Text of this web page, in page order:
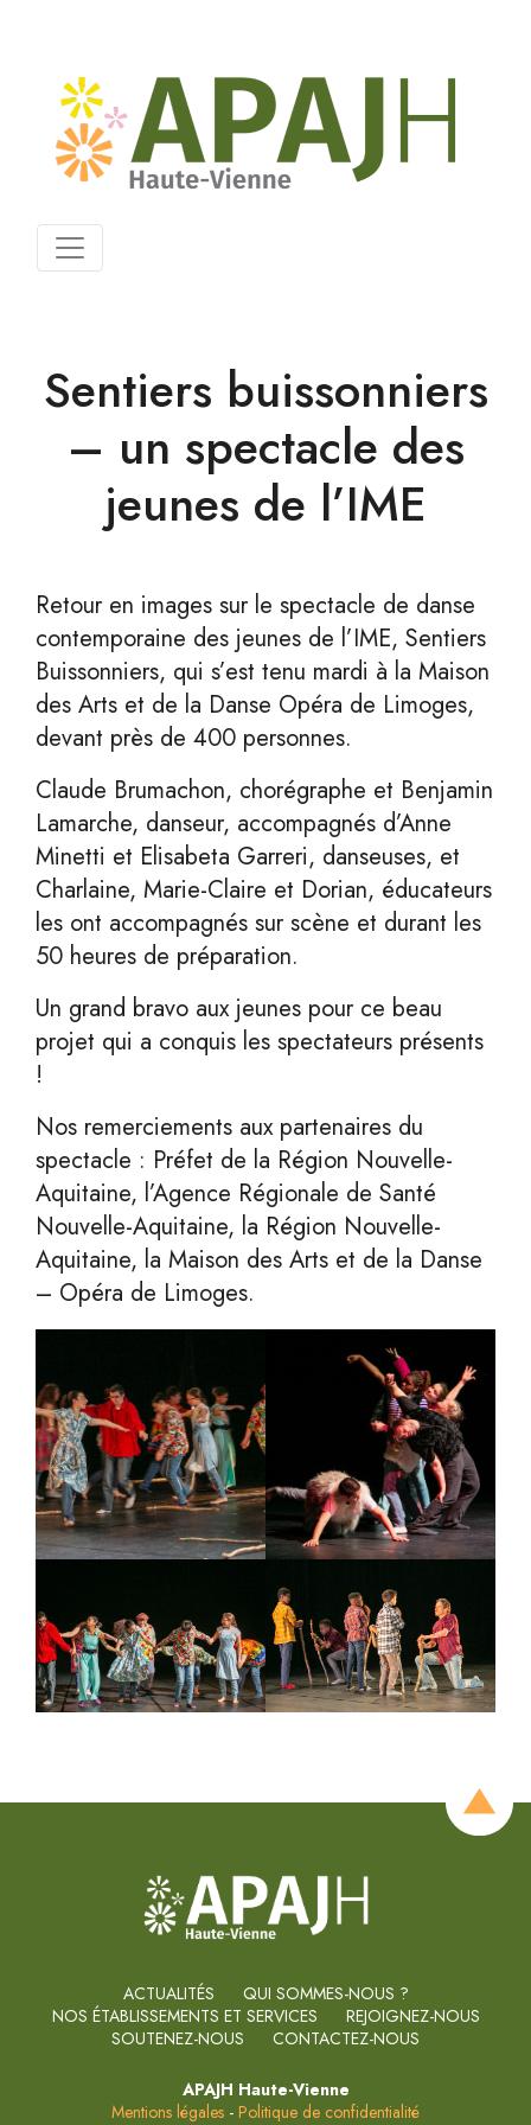
Sentiers buissonniers
– un spectacle des
jeunes de l’IME
Retour en images sur le spectacle de danse
contemporaine des jeunes de l’IME, Sentiers
Buissonniers, qui s’est tenu mardi à la Maison
des Arts et de la Danse Opéra de Limoges,
devant près de 400 personnes.
Claude Brumachon, chorégraphe et Benjamin
Lamarche, danseur, accompagnés d’Anne
Minetti et Elisabeta Garreri, danseuses, et
Charlaine, Marie-Claire et Dorian, éducateurs
les ont accompagnés sur scène et durant les
50 heures de préparation.
Un grand bravo aux jeunes pour ce beau
projet qui a conquis les spectateurs présents
!
Nos remerciements aux partenaires du
spectacle : Préfet de la Région Nouvelle-
Aquitaine, l’Agence Régionale de Santé
Nouvelle-Aquitaine, la Région Nouvelle-
Aquitaine, la Maison des Arts et de la Danse
– Opéra de Limoges.
ACTUALITÉS
QUI SOMMES-NOUS ?
NOS ÉTABLISSEMENTS ET SERVICES
REJOIGNEZ-NOUS
SOUTENEZ-NOUS
CONTACTEZ-NOUS
APAJH Haute-Vienne
Mentions légales - Politique de confidentialité